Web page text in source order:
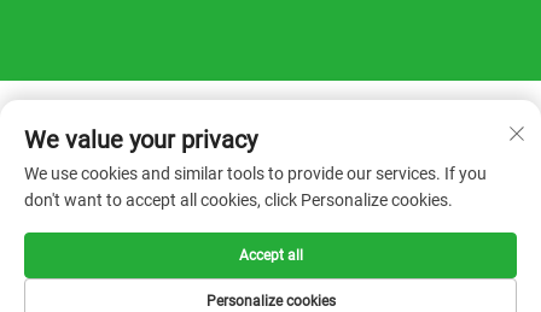
Copyright © 2026 China Shandong Reanin
Machinery Co.,Ltd. Alle Rechte vorbehalten. -
Datenschutzrichtlinie
We value your privacy
We use cookies and similar tools to provide our services. If you
don't want to accept all cookies, click Personalize cookies.
Personalize cookies
Accept all